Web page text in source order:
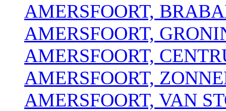
AMERSFOORT,
AMERSFOORT,
AMERSFOORT,
AMERSFOORT,
AMERSFOORT, VAN